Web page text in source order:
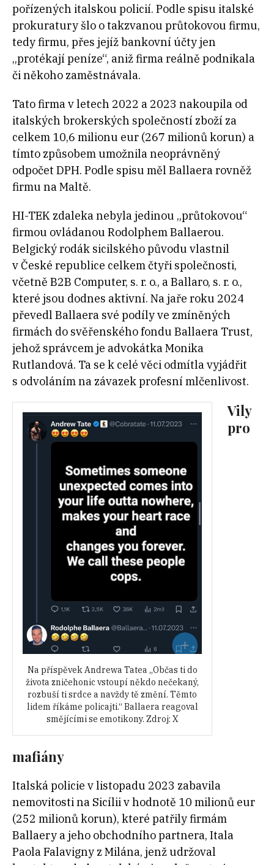
pořízených italskou policií. Podle spisu italské
prokuratury šlo o takzvanou průtokovou firmu,
tedy firmu, přes jejíž bankovní účty jen
„protékají peníze“, aniž firma reálně podnikala
či někoho zaměstnávala.
Tato firma v letech 2022 a 2023 nakoupila od
italských brokerských společností zboží za
celkem 10,6 milionu eur (267 milionů korun) a
tímto způsobem umožnila neoprávněný
odpočet DPH. Podle spisu měl Ballaera rovněž
firmu na Maltě.
HI-TEK zdaleka nebyla jedinou „průtokovou“
firmou ovládanou Rodolphem Ballaerou.
Belgický rodák sicilského původu vlastnil
v České republice celkem čtyři společnosti,
včetně B2B Computer, s. r. o., a Ballaro, s. r. o.,
které jsou dodnes aktivní. Na jaře roku 2024
převedl Ballaera své podíly ve zmíněných
firmách do svěřenského fondu Ballaera Trust,
jehož správcem je advokátka Monika
Rutlandová. Ta se k celé věci odmítla vyjádřit
s odvoláním na závazek profesní mlčenlivost.
Na příspěvek Andrewa Tatea „Občas ti do
života zničehonic vstoupí někdo nečekaný,
rozbuší ti srdce a navždy tě změní. Těmto
lidem říkáme policajti.“ Ballaera reagoval
smějícími se emotikony. Zdroj: X
Vily
pro
mafiány
Italská policie v listopadu 2023 zabavila
nemovitosti na Sicílii v hodnotě 10 milionů eur
(252 milionů korun), které patřily firmám
Ballaery a jeho obchodního partnera, Itala
Paola Falavigny z Milána, jenž udržoval